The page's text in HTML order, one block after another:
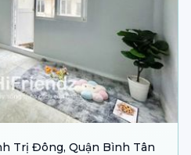
Trị Đông, Quận Bình Tân